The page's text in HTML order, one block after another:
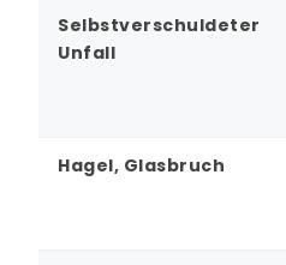
Selbstverschuldeter
Unfall
Hagel, Glasbruch